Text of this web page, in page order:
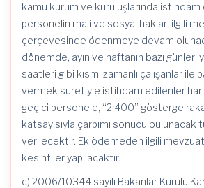
kamu kurum ve kuruluşlarında
personelin mali ve sosyal hakları ilgili
çerçevesinde ödenmeye devam
dönemde, ayın ve haftanın bazı günleri
saatleri gibi kısmi zamanlı çalışanlar ile
vermek suretiyle istihdam edilenler
geçici personele, “2.400” gösterge
katsayısıyla çarpımı sonucu
verilecektir. Ek ödemeden ilgili
kesintiler yapılacaktır.
c) 2006/10344 sayılı Bakanlar Kurulu